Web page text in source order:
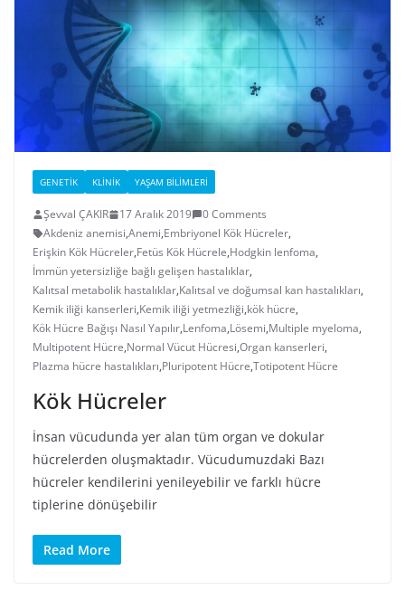
GENETIK KLINIK YAŞAM BILIMLERI
Şevval ÇAKIR 17 Aralık 2019
0 Comments
Akdeniz anemisi,Anemi,Embriyonel Kök Hücreler,
Erişkin Kök Hücreler,Fetüs Kök Hücrele,Hodgkin lenfoma,
İmmün yetersizliğe bağlı gelişen hastalıklar,
Kalıtsal metabolik hastalıklar,Kalıtsal ve doğumsal kan hastalıkları,
Kemik iliği kanserleri,Kemik iliği yetmezliği,kök hücre,
Kök Hücre Bağışı Nasıl Yapılır,Lenfoma,Lösemi,Multiple myeloma,
Multipotent Hücre,Normal Vücut Hücresi,Organ kanserleri,
Plazma hücre hastalıkları,Pluripotent Hücre,Totipotent Hücre
Kök Hücreler
İnsan vücudunda yer alan tüm organ ve dokular
hücrelerden oluşmaktadır. Vücudumuzdaki Bazı
hücreler kendilerini yenileyebilir ve farklı hücre
tiplerine dönüşebilir
Read More